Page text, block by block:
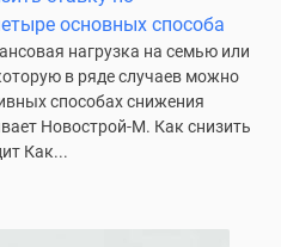
основных способа
нагрузка на семью или
в ряде случаев можно
способах снижения
Новострой-М. Как снизить
Как...